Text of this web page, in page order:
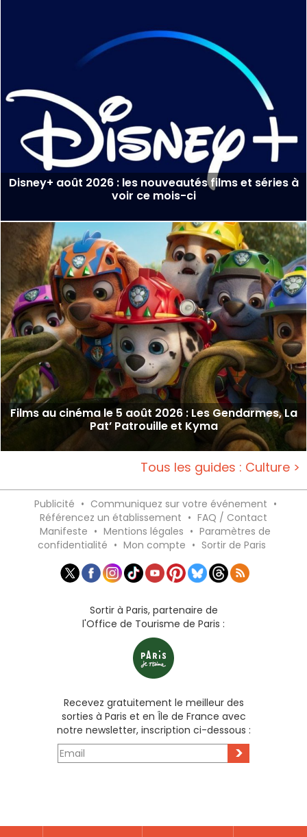
Disney+ août 2026 : les nouveautés films et séries à
voir ce mois-ci
Films au cinéma le 5 août 2026 : Les Gendarmes, La
Pat’ Patrouille et Kyma
Tous les guides : Culture >
Publicité • Communiquez sur votre événement •
Référencez un établissement • FAQ / Contact
Manifeste • Mentions légales • Paramètres de
confidentialité • Mon compte • Sortir de Paris
Sortir à Paris, partenaire de
l'Office de Tourisme de Paris :
Recevez gratuitement le meilleur des
sorties à Paris et en Île de France avec
notre newsletter, inscription ci-dessous :
>